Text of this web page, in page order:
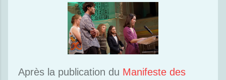
Après la publication du Manifeste des